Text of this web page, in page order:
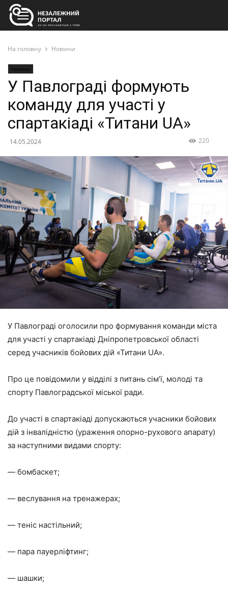
На головну Новини
Новини
У Павлограді формують
команду для участі у
спартакіаді «Титани UA»
14.05.2024 220
У Павлограді оголосили про формування команди міста
для участі у спартакіаді Дніпропетровської області
серед учасників бойових дій «Титани UA».
Про це повідомили у відділі з питань сім’ї, молоді та
спорту Павлоградської міської ради.
До участі в спартакіаді допускаються учасники бойових
дій з інвалідністю (ураження опорно-рухового апарату)
за наступними видами спорту:
— бомбаскет;
— веслування на тренажерах;
— теніс настільний;
— пара пауерліфтинг;
— шашки;